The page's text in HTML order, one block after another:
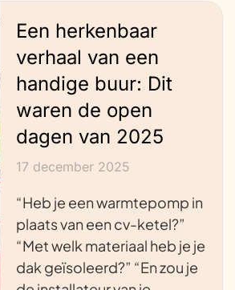
Een herkenbaar
verhaal van een
handige buur: Dit
waren de open
dagen van 2025
17 december 2025
“Heb je een warmtepomp in
plaats van een cv-ketel?”
“Met welk materiaal heb je je
dak geïsoleerd?” “En zou je